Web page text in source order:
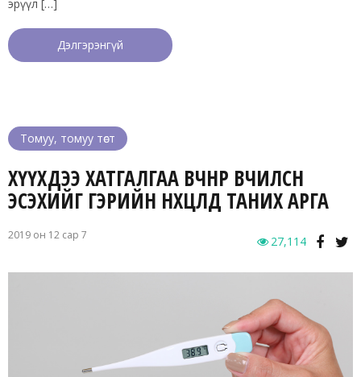
эрүүл […]
Дэлгэрэнгүй
Томуу, томуу төст
ХҮҮХДЭЭ ХАТГАЛГАА ӨВЧНӨӨР ӨВЧИЛСӨН
ЭСЭХИЙГ ГЭРИЙН НӨХЦӨЛД ТАНИХ АРГА
2019 он 12 сар 7 27,114